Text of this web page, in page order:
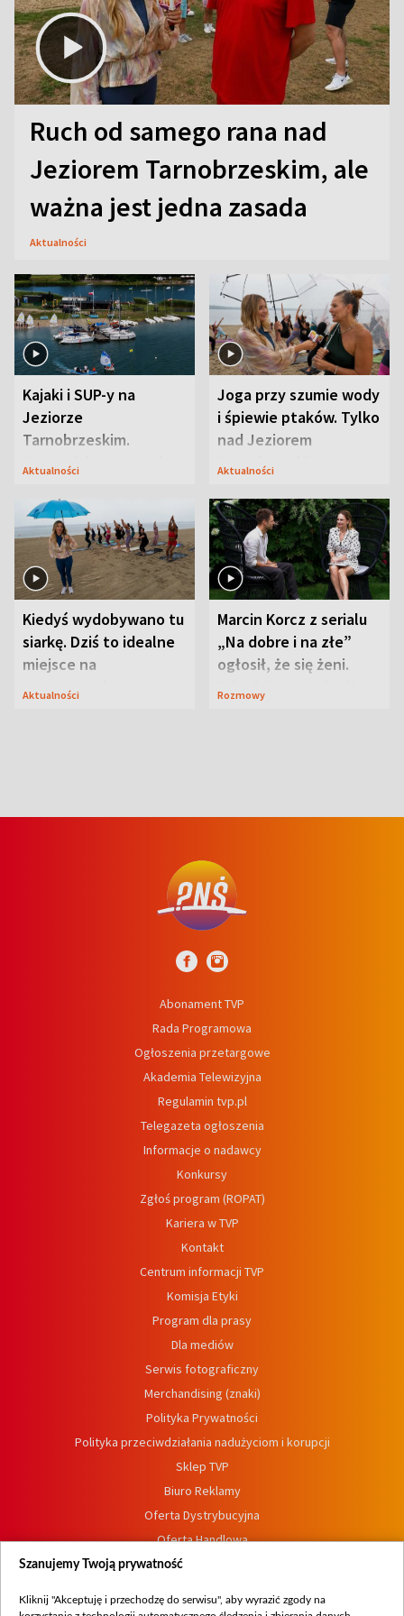
Ruch od samego rana nad
Jeziorem Tarnobrzeskim, ale
ważna jest jedna zasada
Aktualności
Kajaki i SUP-y na
Jeziorze
Tarnobrzeskim.
Przyrodnicy zwracają
Aktualności
Joga przy szumie wody
i śpiewie ptaków. Tylko
nad Jeziorem
Tarnobrzeskim
Aktualności
Kiedyś wydobywano tu
siarkę. Dziś to idealne
miejsce na
wypoczynek
Aktualności
Marcin Korcz z serialu
„Na dobre i na złe”
ogłosił, że się żeni.
Zdradził, co zmienił
Rozmowy
Abonament TVP
Rada Programowa
Ogłoszenia przetargowe
Akademia Telewizyjna
Regulamin tvp.pl
Telegazeta ogłoszenia
Informacje o nadawcy
Konkursy
Zgłoś program (ROPAT)
Kariera w TVP
Kontakt
Centrum informacji TVP
Komisja Etyki
Program dla prasy
Dla mediów
Serwis fotograficzny
Merchandising (znaki)
Polityka Prywatności
Polityka przeciwdziałania nadużyciom i korupcji
Sklep TVP
Biuro Reklamy
Oferta Dystrybucyjna
Oferta Handlowa
Dostępność
Procedura zgłoszeń wewnętrznych
Szanujemy Twoją prywatność
Kliknij "Akceptuję i przechodzę do serwisu", aby wyrazić zgody na